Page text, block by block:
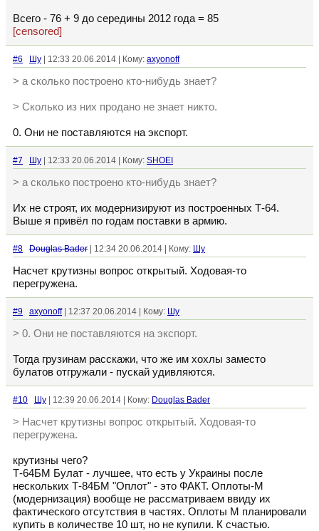
Всего - 76 + 9 до середины 2012 года = 85
[censored]
#6 Шу | 12:33 20.06.2014 | Кому: axyonoff
> а сколько построено кто-нибудь знает?
> Сколько из них продано не знает никто.
0. Они не поставляются на экспорт.
#7 Шу | 12:33 20.06.2014 | Кому: SHOEI
> а сколько построено кто-нибудь знает?
Их не строят, их модернизируют из построенных Т-64.
Выше я привёл по годам поставки в армию.
#8 Douglas Bader | 12:34 20.06.2014 | Кому: Шу
Насчет крутизны вопрос открытый. Ходовая-то
перегружена.
#9 axyonoff| 12:37 20.06.2014 | Кому: Шу
> 0. Они не поставляются на экспорт.
Тогда грузинам расскажи, что же им хохлы заместо
булатов отгружали - пускай удивляются.
#10 Шу | 12:39 20.06.2014 | Кому: Douglas Bader
> Насчет крутизны вопрос открытый. Ходовая-то
перегружена.
крутизны чего?
Т-64БМ Булат - лучшее, что есть у Украины после
нескольких Т-84БМ "Оплот" - это ФАКТ. Оплоты-М
(модернизация) вообще не рассматриваем ввиду их
фактического отсутствия в частях. Оплоты М планировали
купить в количестве 10 шт, но не купили. К счастью.